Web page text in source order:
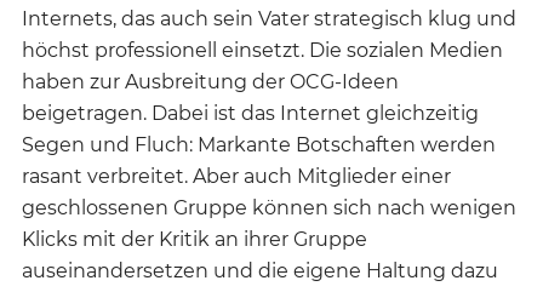
Internets, das auch sein Vater strategisch klug und
höchst professionell einsetzt. Die sozialen Medien
haben zur Ausbreitung der OCG-Ideen
beigetragen. Dabei ist das Internet gleichzeitig
Segen und Fluch: Markante Botschaften werden
rasant verbreitet. Aber auch Mitglieder einer
geschlossenen Gruppe können sich nach wenigen
Klicks mit der Kritik an ihrer Gruppe
auseinandersetzen und die eigene Haltung dazu